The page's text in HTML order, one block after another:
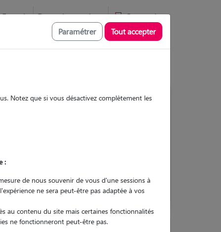
Favoris Devenir pet sitter Connexion
Paramétrer Tout accepter
Notez que si vous désactivez complètement les
:
de nous souvenir de vous d'une sessions à
ne sera peut-être pas adaptée à vos
au contenu du site mais certaines fonctionnalités
ne fonctionneront peut-être pas.